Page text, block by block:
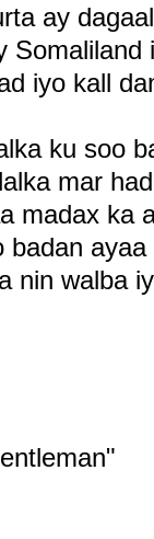
ay
iyo kall
ku soo
mar
madax ka
badan
nin walba